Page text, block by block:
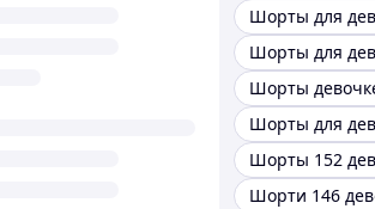
Шорты 152
Шорти 146